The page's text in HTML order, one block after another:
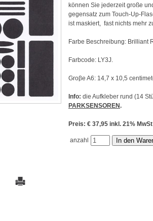
können Sie jederzeit große
gegensatz zum Touch-Up-
ist maskiert, fast nichts mehr
Farbe Beschreibung: Brilliant
Farbcode: LY3J.
Groβe A6: 14,7 x 10,5
Info: die Aufkleber rund (14
PARKSENSOREN.
Preis: € 37,95 inkl. 21%
anzahl